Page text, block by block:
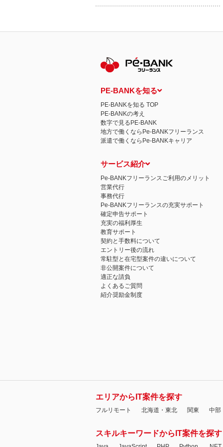
PE-BANKを知る
PE-BANKを知る TOP
PE-BANKの考え
数字で見るPE-BANK
地方で働くならPe-BANKフリーランス
派遣で働くならPe-BANKキャリア
サービス紹介
Pe-BANKフリーランスご利用のメリット
営業代行
事務代行
Pe-BANKフリーランスの充実サポート
確定申告サポート
充実の福利厚生
教育サポート
契約と手数料について
エントリー後の流れ
常駐型と在宅型案件の違いについて
非公開案件について
適正な請負
よくあるご質問
紹介奨励金制度
エリアからIT案件を探す
フルリモート 北海道・東北 関東 中部
スキルキーワードからIT案件を探す